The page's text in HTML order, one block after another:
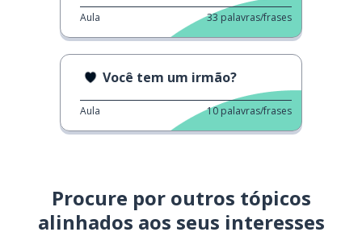
Aula 33 palavras/frases
Você tem um irmão?
Aula 10 palavras/frases
Procure por outros tópicos
alinhados aos seus interesses